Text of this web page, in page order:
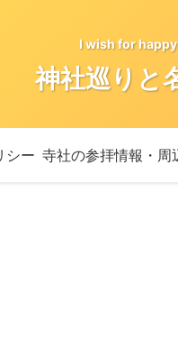
I wish for
神社巡りと
シー